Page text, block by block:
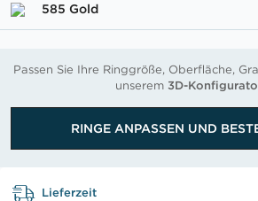
585 Gold
Passen Sie Ihre Ringgröße, Oberfläche,
unserem 3D-
RINGE ANPASSEN UND
Lieferzeit